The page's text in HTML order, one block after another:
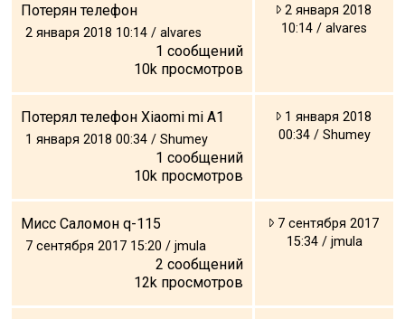
Потерян телефон
2 января 2018 10:14 / alvares
1 сообщений
10k просмотров
2 января 2018
10:14 / alvares
Потерял телефон Xiaomi mi A1
1 января 2018 00:34 / Shumey
1 сообщений
10k просмотров
1 января 2018
00:34 / Shumey
Мисс Саломон q-115
7 сентября 2017 15:20 / jmula
2 сообщений
12k просмотров
7 сентября 2017
15:34 / jmula